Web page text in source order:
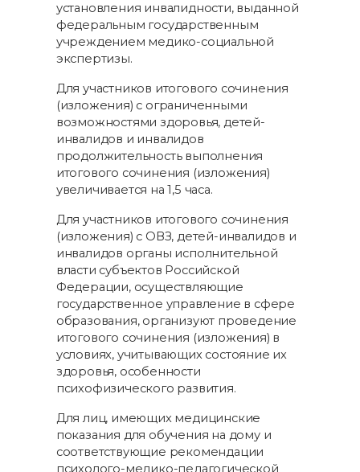
установления инвалидности, выданной
федеральным государственным
учреждением медико-социальной
экспертизы.
Для участников итогового сочинения
(изложения) с ограниченными
возможностями здоровья, детей-
инвалидов и инвалидов
продолжительность выполнения
итогового сочинения (изложения)
увеличивается на 1,5 часа.
Для участников итогового сочинения
(изложения) с ОВЗ, детей-инвалидов и
инвалидов органы исполнительной
власти субъектов Российской
Федерации, осуществляющие
государственное управление в сфере
образования, организуют проведение
итогового сочинения (изложения) в
условиях, учитывающих состояние их
здоровья, особенности
психофизического развития.
Для лиц, имеющих медицинские
показания для обучения на дому и
соответствующие рекомендации
психолого-медико-педагогической